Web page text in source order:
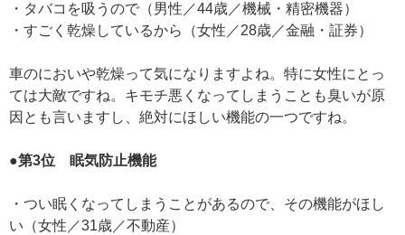
・タバコを吸うので（男性／44歳／機械・精密機器）
・すごく乾燥しているから（女性／28歳／金融・証券）
車のにおいや乾燥って気になりますよね。特に女性にとっ
ては大敵ですね。キモチ悪くなってしまうことも臭いが原
因とも言いますし、絶対にほしい機能の一つですね。
●第3位 眠気防止機能
・つい眠くなってしまうことがあるので、その機能がほし
い（女性／31歳／不動産）